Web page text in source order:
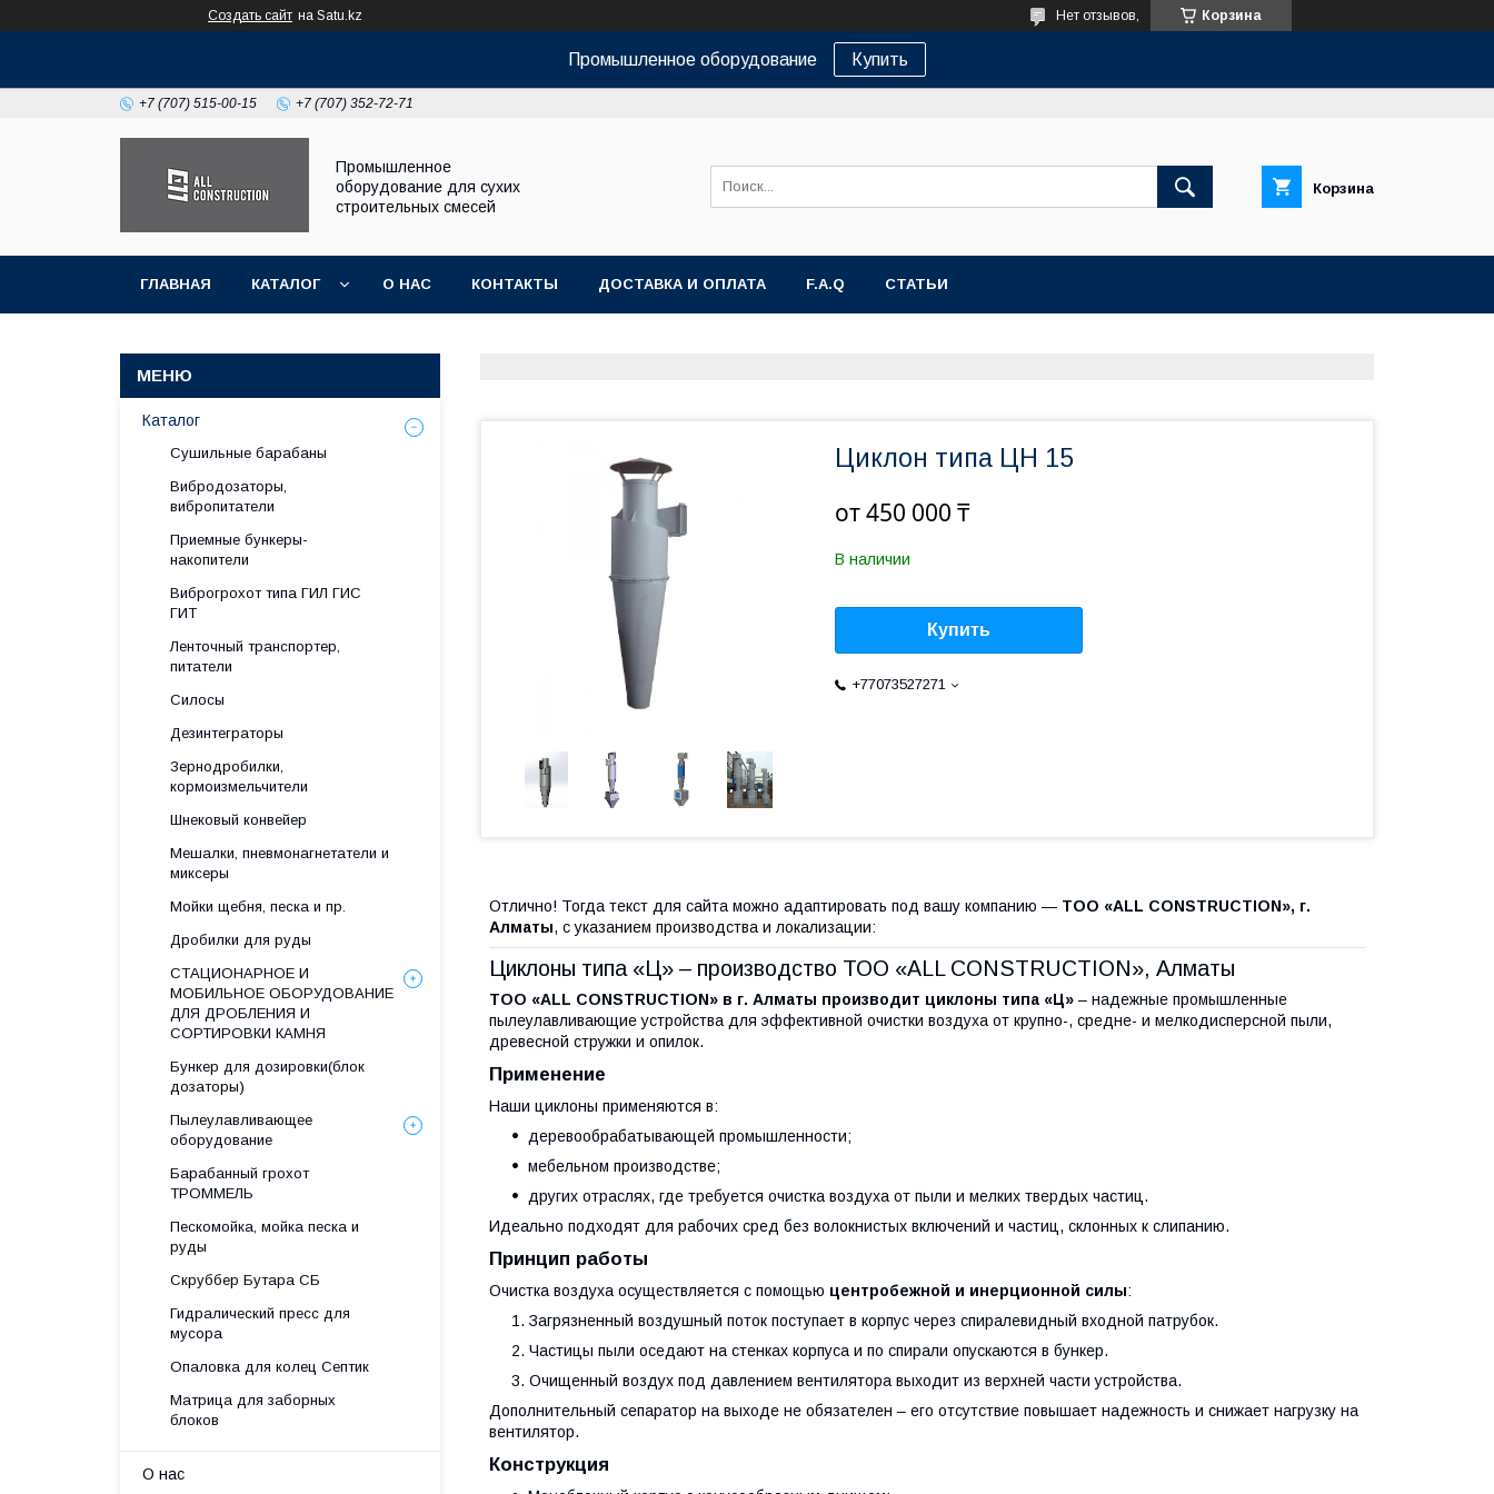
Создать сайт на Satu.kz Корзина
Нет отзывов,
Промышленное оборудование Купить
+7 (707) 515-00-15 +7 (707) 352-72-71
Промышленное
оборудование для сухих
строительных смесей
Корзина
ГЛАВНАЯ КАТАЛОГ О НАС КОНТАКТЫ ДОСТАВКА И ОПЛАТА F.A.Q СТАТЬИ
Циклон типа ЦН 15
от450 000 ₸
В наличии
Купить
+77073527271
Отлично! Тогда текст для сайта можно адаптировать под вашу компанию — ТОО «ALL CONSTRUCTION», г.
Алматы, с указанием производства и локализации:
Циклоны типа «Ц» – производство ТОО «ALL CONSTRUCTION», Алматы
ТОО «ALL CONSTRUCTION» в г. Алматы производит циклоны типа «Ц» – надежные промышленные
пылеулавливающие устройства для эффективной очистки воздуха от крупно-, средне- и мелкодисперсной пыли,
древесной стружки и опилок.
Применение
Наши циклоны применяются в:
деревообрабатывающей промышленности;
мебельном производстве;
других отраслях, где требуется очистка воздуха от пыли и мелких твердых частиц.
Идеально подходят для рабочих сред без волокнистых включений и частиц, склонных к слипанию.
Принцип работы
Очистка воздуха осуществляется с помощью центробежной и инерционной силы:
Загрязненный воздушный поток поступает в корпус через спиралевидный входной патрубок.
Частицы пыли оседают на стенках корпуса и по спирали опускаются в бункер.
Очищенный воздух под давлением вентилятора выходит из верхней части устройства.
Дополнительный сепаратор на выходе не обязателен – его отсутствие повышает надежность и снижает нагрузку на
вентилятор.
Конструкция
Каталог
Сушильные барабаны
Вибродозаторы,
вибропитатели
Приемные бункеры-
накопители
Виброгрохот типа ГИЛ ГИС
ГИТ
Ленточный транспортер,
питатели
Cилосы
Дезинтеграторы
Зернодробилки,
кормоизмельчители
Шнековый конвейер
Мешалки, пневмонагнетатели и
миксеры
Мойки щебня, песка и пр.
Дробилки для руды
СТАЦИОНАРНОЕ И
МОБИЛЬНОЕ ОБОРУДОВАНИЕ
ДЛЯ ДРОБЛЕНИЯ И
СОРТИРОВКИ КАМНЯ
Бункер для дозировки(блок
дозаторы)
Пылеулавливающее
оборудование
Барабанный грохот
ТРОММЕЛЬ
Пескомойка, мойка песка и
руды
Скруббер Бутара СБ
Гидралический пресс для
мусора
Опаловка для колец Септик
Матрица для заборных
блоков
О нас